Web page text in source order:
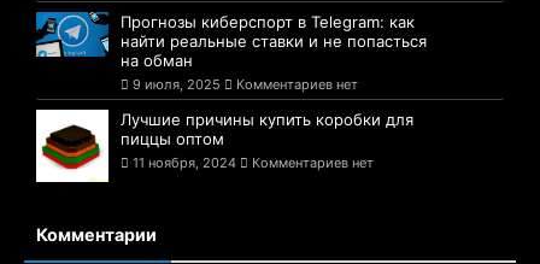
Прогнозы киберспорт в Telegram: как
найти реальные ставки и не попасться
на обман
9 июля, 2025 Комментариев нет
Лучшие причины купить коробки для
пиццы оптом
11 ноября, 2024 Комментариев нет
Комментарии